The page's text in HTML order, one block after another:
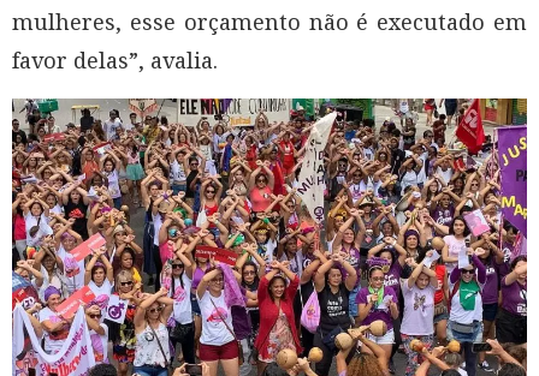
mulheres, esse orçamento não é executado em
favor delas”, avalia.